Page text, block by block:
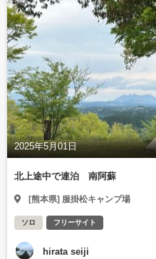
2025年5月01日
北上途中で連泊 南阿蘇
[熊本県] 服掛松キャンプ場
ソロ フリーサイト
hirata seiji